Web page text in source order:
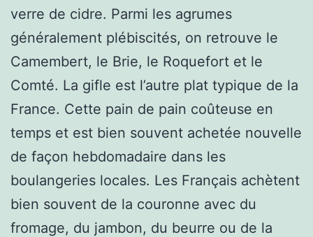
verre de cidre. Parmi les agrumes
généralement plébiscités, on retrouve le
Camembert, le Brie, le Roquefort et le
Comté. La gifle est l’autre plat typique de la
France. Cette pain de pain coûteuse en
temps et est bien souvent achetée nouvelle
de façon hebdomadaire dans les
boulangeries locales. Les Français achètent
bien souvent de la couronne avec du
fromage, du jambon, du beurre ou de la